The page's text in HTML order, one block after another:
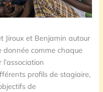
Jiroux et Benjamin autour
comme chaque
profils de stagiaire,
de